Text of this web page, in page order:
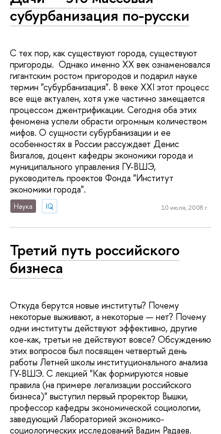
субурбанизация по-русски
С тех пор, как существуют города, существуют
пригороды. Однако именно ХХ век ознаменовался
гигантским ростом пригородов и подарил науке
термин "субурбанизация". В веке ХХI этот процесс
все еще актуален, хотя уже частично замещается
процессом джентрификации. Сегодня оба этих
феномена успели обрасти огромным количеством
мифов. О сущности субурбанизации и ее
особенностях в России рассуждает Денис
Визгалов, доцент кафедры экономики города и
муниципального управления ГУ-ВШЭ,
руководитель проектов Фонда "Институт
экономики города".
Наука IQ 10 июля, 2008 г.
Третий путь российского
бизнеса
Откуда берутся новые институты? Почему
некоторые выживают, а некоторые — нет? Почему
одни институты действуют эффективно, другие
кое-как, третьи не действуют вовсе? Обсуждению
этих вопросов был посвящен четвертый день
работы Летней школы институционального анализа
ГУ-ВШЭ. С лекцией "Как формируются новые
правила (на примере легализации российского
бизнеса)" выступил первый проректор Вышки,
профессор кафедры экономической социологии,
заведующий Лабораторией экономико-
социологических исследований Вадим Радаев.